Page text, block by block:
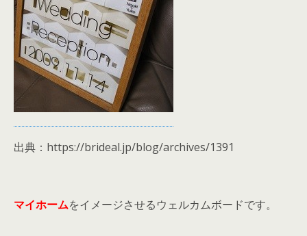
出典：https://brideal.jp/blog/archives/1391
マイホームをイメージさせるウェルカムボードです。